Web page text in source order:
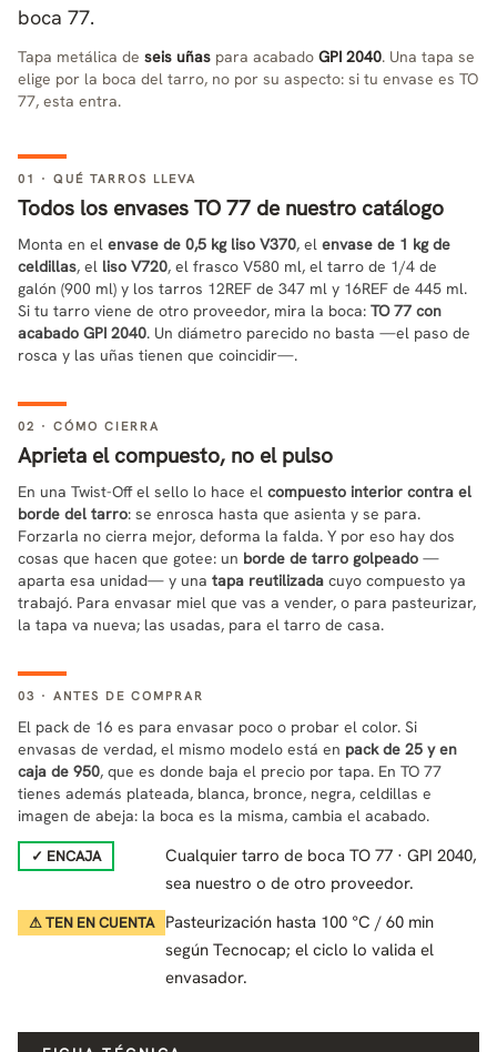
boca 77.
Tapa metálica de seis uñas para acabado GPI 2040. Una tapa se
elige por la boca del tarro, no por su aspecto: si tu envase es TO
77, esta entra.
01 · QUÉ TARROS LLEVA
Todos los envases TO 77 de nuestro catálogo
Monta en el envase de 0,5 kg liso V370, el envase de 1 kg de
celdillas, el liso V720, el frasco V580 ml, el tarro de 1/4 de
galón (900 ml) y los tarros 12REF de 347 ml y 16REF de 445 ml.
Si tu tarro viene de otro proveedor, mira la boca: TO 77 con
acabado GPI 2040. Un diámetro parecido no basta —el paso de
rosca y las uñas tienen que coincidir—.
02 · CÓMO CIERRA
Aprieta el compuesto, no el pulso
En una Twist-Off el sello lo hace el compuesto interior contra el
borde del tarro: se enrosca hasta que asienta y se para.
Forzarla no cierra mejor, deforma la falda. Y por eso hay dos
cosas que hacen que gotee: un borde de tarro golpeado —
aparta esa unidad— y una tapa reutilizada cuyo compuesto ya
trabajó. Para envasar miel que vas a vender, o para pasteurizar,
la tapa va nueva; las usadas, para el tarro de casa.
03 · ANTES DE COMPRAR
El pack de 16 es para envasar poco o probar el color. Si
envasas de verdad, el mismo modelo está en pack de 25 y en
caja de 950, que es donde baja el precio por tapa. En TO 77
tienes además plateada, blanca, bronce, negra, celdillas e
imagen de abeja: la boca es la misma, cambia el acabado.
✓ ENCAJA
Cualquier tarro de boca TO 77 · GPI 2040,
sea nuestro o de otro proveedor.
⚠ TEN EN CUENTA
Pasteurización hasta 100 °C / 60 min
según Tecnocap; el ciclo lo valida el
envasador.